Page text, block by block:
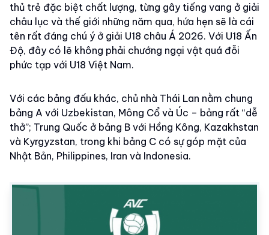
thủ trẻ đặc biệt chất lượng, từng gây tiếng vang ở giải
châu lục và thế giới những năm qua, hứa hẹn sẽ là cái
tên rất đáng chú ý ở giải U18 châu Á 2026. Với U18 Ấn
Độ, đây có lẽ không phải chướng ngại vật quá đỗi
phức tạp với U18 Việt Nam.
Với các bảng đấu khác, chủ nhà Thái Lan nằm chung
bảng A với Uzbekistan, Mông Cổ và Úc – bảng rất “dễ
thở”; Trung Quốc ở bảng B với Hồng Kông, Kazakhstan
và Kyrgyzstan, trong khi bảng C có sự góp mặt của
Nhật Bản, Philippines, Iran và Indonesia.